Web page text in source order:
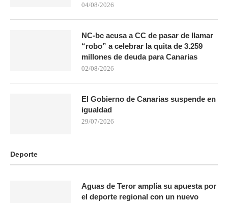
04/08/2026
NC-bc acusa a CC de pasar de llamar
“robo” a celebrar la quita de 3.259
millones de deuda para Canarias
02/08/2026
El Gobierno de Canarias suspende en
igualdad
29/07/2026
Deporte
Aguas de Teror amplía su apuesta por
el deporte regional con un nuevo